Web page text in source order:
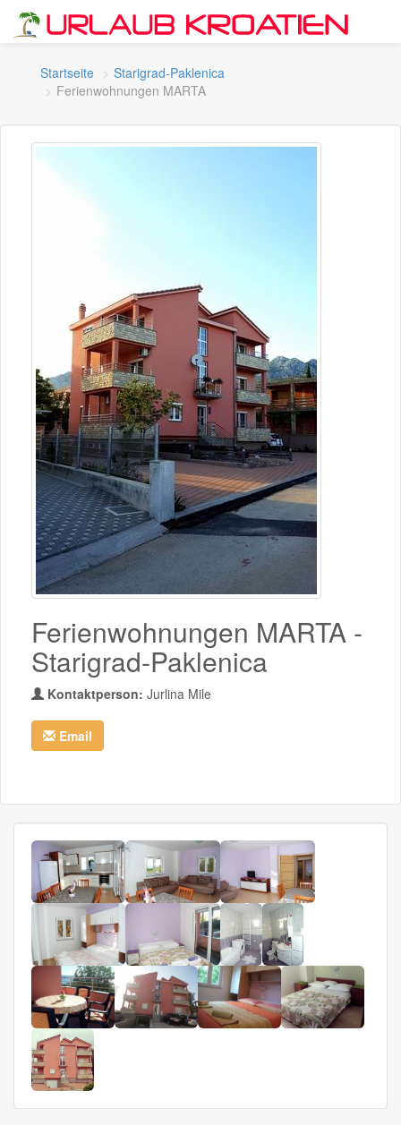
Startseite
Starigrad-Paklenica
Ferienwohnungen MARTA
Ferienwohnungen MARTA -
Starigrad-Paklenica
Kontaktperson: Jurlina Mile
Email